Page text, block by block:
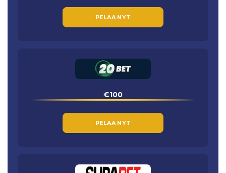
PELAA NYT
€100
PELAA NYT